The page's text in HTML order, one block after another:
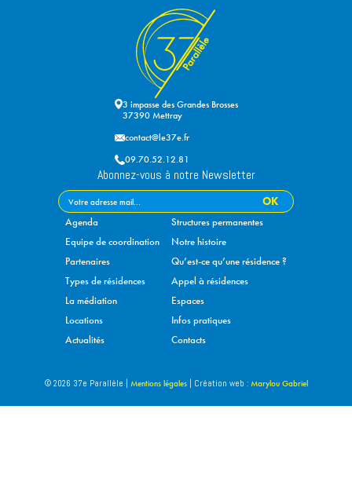
3 impasse des Grandes Brosses
37390 Mettray
contact@le37e.fr
09.70.52.12.81
Abonnez-vous à notre Newsletter
Agenda
Structures permanentes
Equipe de coordination
Notre histoire
Partenaires
Qu’est-ce qu’une résidence ?
Types de résidences
Appel à résidences
La médiation
Espaces
Locations
Infos pratiques
Actualités
Contacts
© 2026 37e Parallèle | Mentions légales| Création web : Marylou Gabriel